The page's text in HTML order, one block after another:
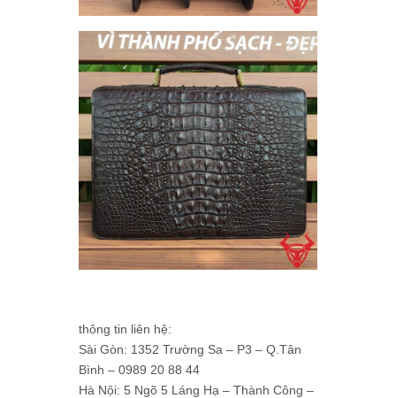
thông tin liên hệ:
Sài Gòn: 1352 Trường Sa – P3 – Q.Tân
Bình – 0989 20 88 44
Hà Nội: 5 Ngõ 5 Láng Hạ – Thành Công –